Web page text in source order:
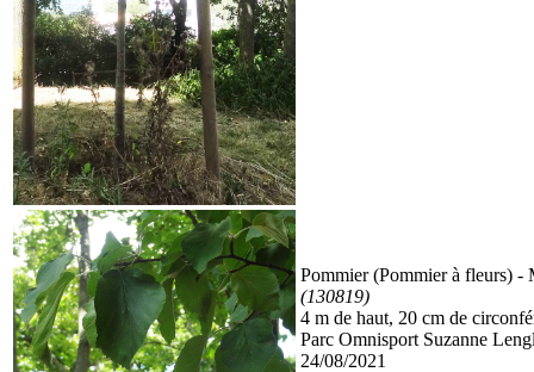
Pommier (Pommier à fleurs) -
(130819)
4 m de haut, 20 cm de
Parc Omnisport Suzanne
24/08/2021